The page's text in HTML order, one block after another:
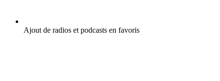
Ajout de radios et podcasts en favoris